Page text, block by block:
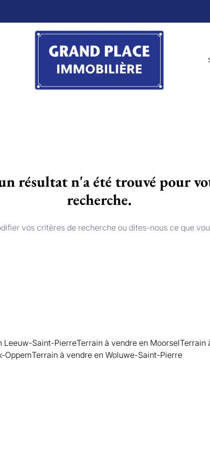
résultat n'a été trouvé pour
recherche.
vos critères de recherche ou dites-nous ce que
Leeuw-Saint-PierreTerrain à vendre en MoorselTerrain
OppemTerrain à vendre en Woluwe-Saint-Pierre